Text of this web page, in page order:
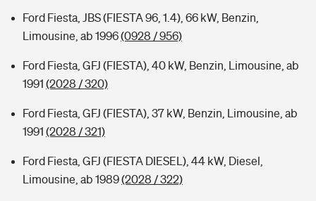
Ford Fiesta, JBS (FIESTA 96, 1.4), 66 kW, Benzin,
Limousine, ab 1996(0928 / 956)
Ford Fiesta, GFJ (FIESTA), 40 kW, Benzin, Limousine, ab
1991 (2028 / 320)
Ford Fiesta, GFJ (FIESTA), 37 kW, Benzin, Limousine, ab
1991 (2028 / 321)
Ford Fiesta, GFJ (FIESTA DIESEL), 44 kW, Diesel,
Limousine, ab 1989(2028 / 322)